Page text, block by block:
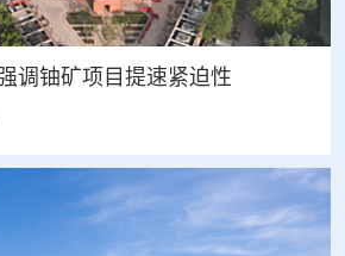
调铀矿项目提速紧迫性